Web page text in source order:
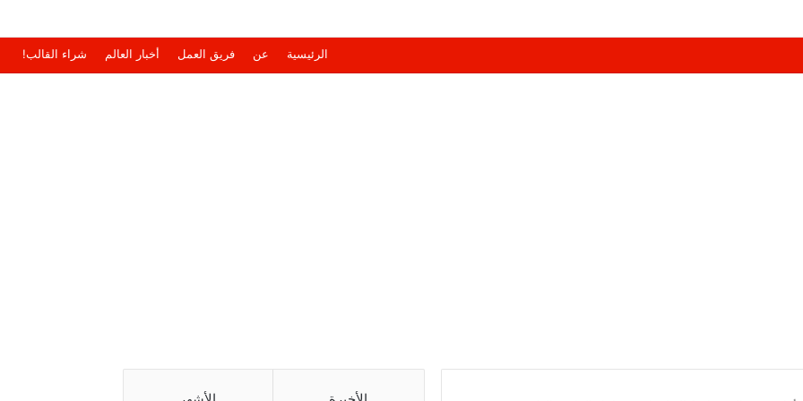
الرئيسية عن فريق العمل أخبار العالم شراء القالب!